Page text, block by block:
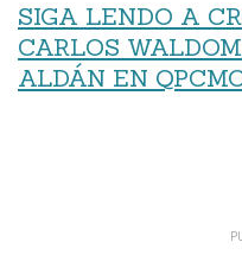
SIGA LENDO A
CARLOS
ALDÁN EN